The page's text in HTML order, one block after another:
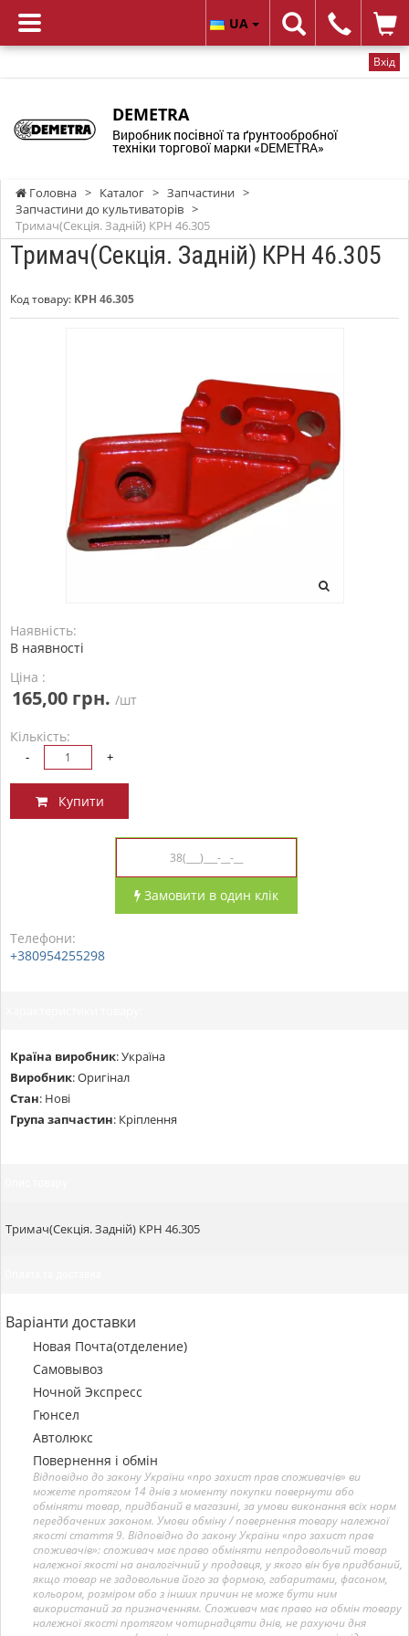
Вхід
DEMETRA
Виробник посівної та ґрунтообробної
техніки торгової марки «DEMETRA»
UA
Головна > Каталог > Запчастини >
Запчастини до культиваторів >
Тримач(Секція. Задній) КРН 46.305
Тримач(Секція. Задній) КРН 46.305
Код товару: КРН 46.305
Наявність:
В наявності
Ціна :
165,00 грн. /шт
Кількість:
- +
Купити
Замовити в один клік
Телефони:
+380954255298
Країна виробник:Україна
Виробник:Оригінал
Стан: Нові
Група запчастин: Кріплення
Тримач(Секція. Задній) КРН 46.305
Варіанти доставки
Новая Почта(отделение)
Самовывоз
Ночной Экспресс
Гюнсел
Автолюкс
Повернення і обмін
Відповідно до закону України «про захист прав споживачів» ви
можете протягом 14 днів з моменту покупки повернути або
обміняти товар, придбаний в магазині, за умови виконання всіх норм
передбачених законом. Умови обміну / повернення товару належної
якості стаття 9. Відповідно до закону України «про захист прав
споживачів»: споживач має право обміняти непродовольчий товар
належної якості на аналогічний у продавця, у якого він був придбаний,
якщо товар не задовольнив його за формою, габаритами, фасоном,
кольором, розміром або з інших причин не може бути ним
використаний за призначенням. Споживач має право на обмін товару
належної якості протягом чотирнадцяти днів, не рахуючи дня